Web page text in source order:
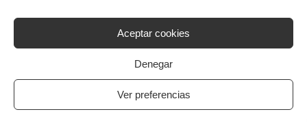
Aceptar cookies
Denegar
Ver preferencias